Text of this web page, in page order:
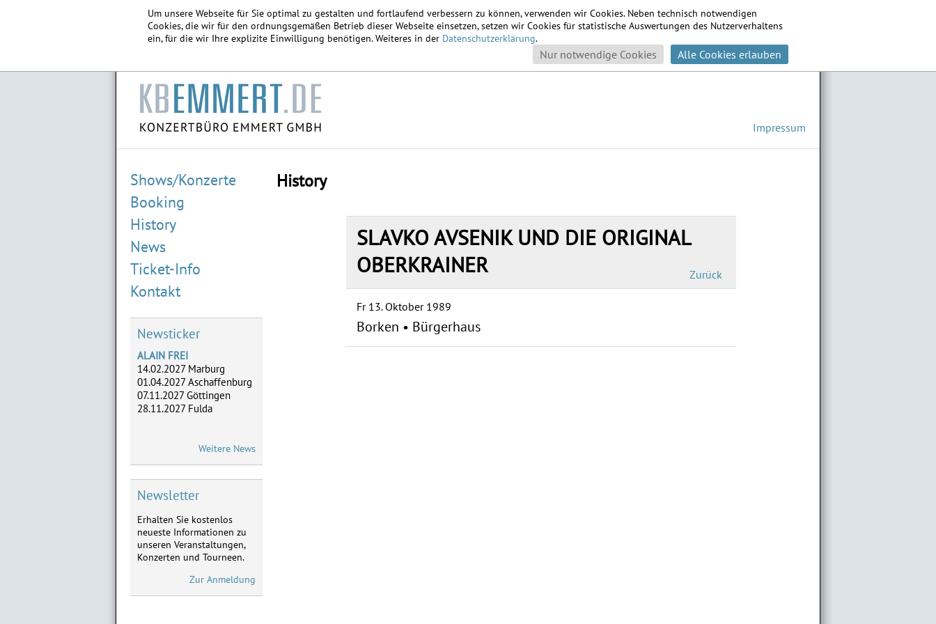
Um unsere Webseite für Sie optimal zu gestalten und fortlaufend verbessern zu können, verwenden wir Cookies. Neben technisch notwendigen
Cookies, die wir für den ordnungsgemäßen Betrieb dieser Webseite einsetzen, setzen wir Cookies für statistische Auswertungen des Nutzerverhaltens
ein, für die wir Ihre explizite Einwilligung benötigen. Weiteres in der Datenschutzerklärung.
Nur notwendige Cookies Alle Cookies erlauben
Impressum
Shows/Konzerte
Booking
History
News
Ticket-Info
Kontakt
Newsticker
ALAIN FREI
14.02.2027 Marburg
01.04.2027 Aschaffenburg
07.11.2027 Göttingen
28.11.2027 Fulda
05.-07.05. Dreieich,
02.-04.06. Frankfurt,
28.-29.08. Marburg,
18.-19.09. Limburg
ATZE SCHRÖDER
Neu im Vorverkauf:
28.01.2027 Limburg,
11.02.2027 Frankfurt,
03.04.2027 Marburg
Weitere News
Newsletter
Erhalten Sie kostenlos
neueste Informationen zu
unseren Veranstaltungen,
Konzerten und Tourneen.
Zur Anmeldung
History
SLAVKO AVSENIK UND DIE ORIGINAL
OBERKRAINER
Zurück
Fr 13. Oktober 1989
Borken • Bürgerhaus